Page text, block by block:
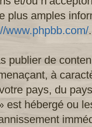
plus amples
www.phpbb.com/.
publier de
à
pays, du
est hébergé ou